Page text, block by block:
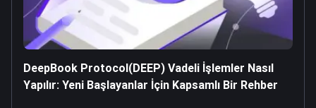
DeepBook Protocol(DEEP) Vadeli İşlemler Nasıl
Yapılır: Yeni Başlayanlar İçin Kapsamlı Bir Rehber